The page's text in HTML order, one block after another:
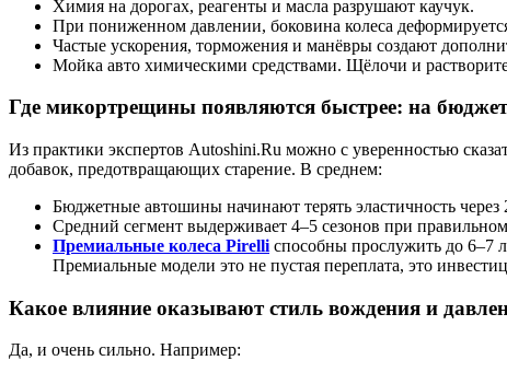
Химия на дорогах, реагенты и масла разрушают каучук.
При пониженном давлении, боковина колеса
Частые ускорения, торможения и манёвры создают
Мойка авто химическими средствами. Щёлочи и
Где микортрещины появляются быстрее: на
Из практики экспертов Autoshini.Ru можно с уверенностью
добавок, предотвращающих старение. В среднем:
Бюджетные автошины начинают терять эластичность
Средний сегмент выдерживает 4–5 сезонов при
Премиальные колеса Pirelli способны прослужить до 6–7
Премиальные модели это не пустая переплата, это
Какое влияние оказывают стиль вождения и
Да, и очень сильно. Например: